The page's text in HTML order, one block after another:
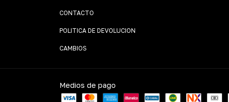
CONTACTO
POLITICA DE DEVOLUCION
CAMBIOS
Medios de pago